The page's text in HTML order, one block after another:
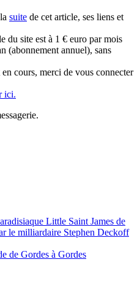
suite de cet article, ses liens et
du site est à 1 € euro par mois
(abonnement annuel), sans
cours, merci de vous connecter
ici.
Little Saint James de
le milliardaire Stephen Deckoff
de Gordes à Gordes